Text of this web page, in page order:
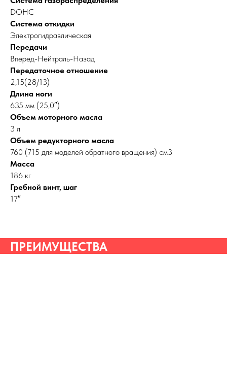
DOHC
Система откидки
Электрогидравлическая
Передачи
Вперед-Нейтраль-Назад
Передаточное отношение
2,15(28/13)
Длина ноги
635 мм (25,0″)
Объем моторного масла
3 л
Объем редукторного масла
760 (715 для моделей обратного вращения) см3
Масса
186 кг
Гребной винт, шаг
17″
ПРЕИМУЩЕСТВА